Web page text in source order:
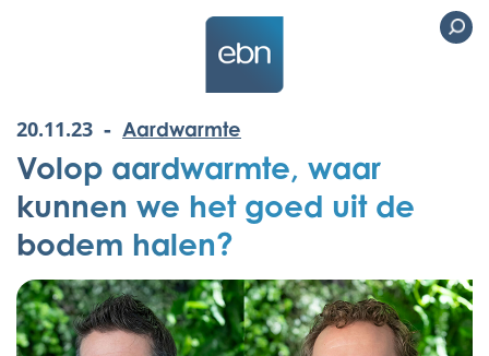
20.11.23 - Aardwarmte
Volop aardwarmte, waar
kunnen we het goed uit de
bodem halen?